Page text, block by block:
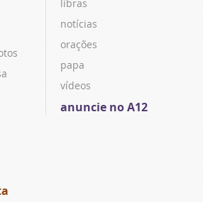
libras
notícias
orações
papa
vídeos
anuncie no A12